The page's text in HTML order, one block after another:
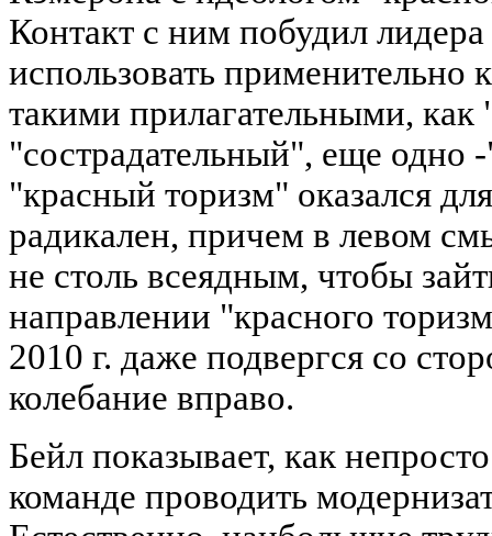
Контакт с ним побудил лидера
использовать применительно
такими прилагательными,
"сострадательный", еще одно
"красный торизм" оказался
радикален, причем в левом
не столь всеядным, чтобы
направлении "красного
2010 г. даже подвергся со
колебание вправо.
Бейл показывает, как
команде проводить